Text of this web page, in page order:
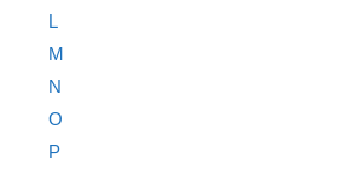
L
M
N
O
P